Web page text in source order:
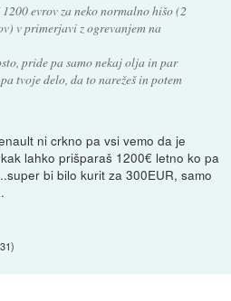
evrov za neko normalno hišo (2
v primerjavi z ogrevanjem na
pride pa samo nekaj olja in par
tvoje delo, da to narežeš in potem
ni crkno pa vsi vemo da je
lahko prišparaš 1200€ letno ko pa
bi bilo kurit za 300EUR, samo
)